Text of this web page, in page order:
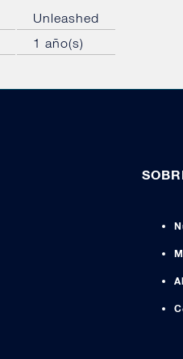
Unleashed
1 año(s)